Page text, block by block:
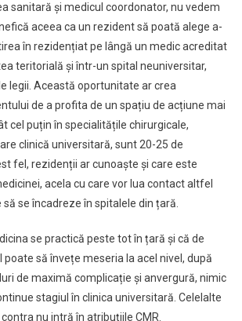
sanitară și medicul coordonator, nu vedem
aceea ca un rezident să poată alege a-
în rezidențiat pe lângă un medic acreditat
teritorială și într-un spital neuniversitar,
legii. Această oportunitate ar crea
de a profita de un spațiu de acțiune mai
cel puțin în specialitățile chirurgicale,
clinică universitară, sunt 20-25 de
fel, rezidenții ar cunoaște și care este
acela cu care vor lua contact altfel
se încadreze în spitalele din țară.
se practică peste tot în țară și că de
să învețe meseria la acel nivel, după
de maximă complicație și anvergură, nimic
stagiul în clinica universitară. Celelalte
nu intră în atribuțiile CMR.